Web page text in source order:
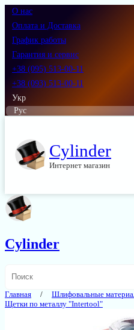
О нас
Оплата и Доставка
График работы
Гарантия и сервис
+38 (095) 513-00-11
+38 (093) 513-00-11
Укр
Рус
Cylinder
Интернет магазин
Cylinder
Главная Шлифовальные
Щетки по металлу "Intertool"